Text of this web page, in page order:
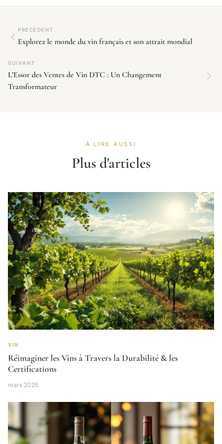
PRÉCÉDENT
Explorez le monde du vin français et son attrait mondial
SUIVANT
L’Essor des Ventes de Vin DTC : Un Changement
Transformateur
À LIRE AUSSI
Plus d'articles
VIN
Réimaginer les Vins à Travers la Durabilité & les
Certifications
mars 2025